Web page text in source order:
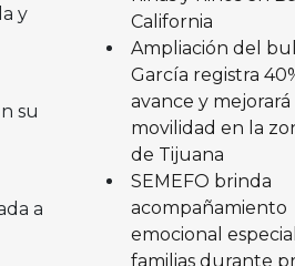
y
su
a
California
Ampliación del
García registra
avance y mejorará
movilidad en la
de Tijuana
SEMEFO brinda
acompañamiento
emocional
familias durante